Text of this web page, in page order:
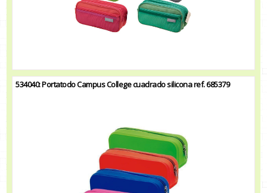
534040: Portatodo Campus College cuadrado silicona ref. 685379